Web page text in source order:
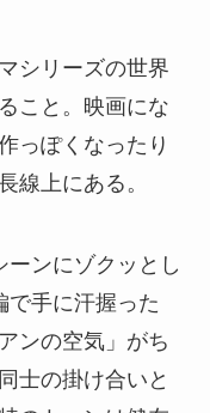
シリーズの世界
こと。映画にな
っぽくなったり
線上にある。
ーンにゾクッとし
で手に汗握った
ンの空気」がち
士の掛け合いと